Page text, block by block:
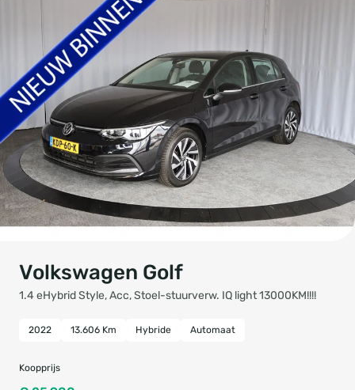
Volkswagen Golf
1.4 eHybrid Style, Acc, Stoel-stuurverw. IQ light 13000KM!!!!
2022 13.606 Km Hybride Automaat
Koopprijs